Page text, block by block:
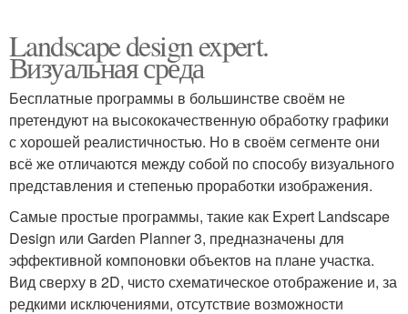
Landscape design expert.
Визуальная среда
Бесплатные программы в большинстве своём не
претендуют на высококачественную обработку графики
с хорошей реалистичностью. Но в своём сегменте они
всё же отличаются между собой по способу визуального
представления и степенью проработки изображения.
Самые простые программы, такие как Expert Landscape
Design или Garden Planner 3, предназначены для
эффективной компоновки объектов на плане участка.
Вид сверху в 2D, чисто схематическое отображение и, за
редкими исключениями, отсутствие возможности